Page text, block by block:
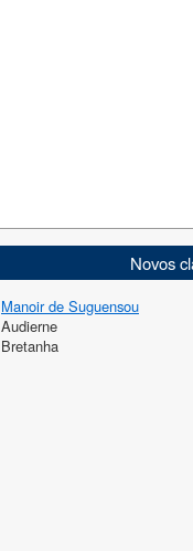
Novos
Manoir de Suguensou
Audierne
Bretanha